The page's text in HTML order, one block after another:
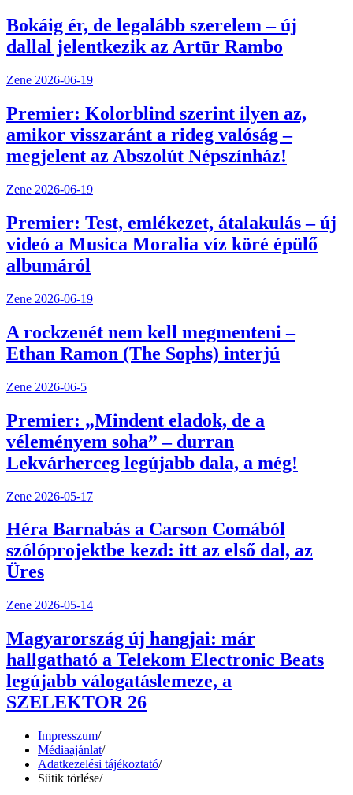
Bokáig ér, de legalább szerelem – új
dallal jelentkezik az Artūr Rambo
Zene 2026-06-19
Premier: Kolorblind szerint ilyen az,
amikor visszaránt a rideg valóság –
megjelent az Abszolút Népszínház!
Zene 2026-06-19
Premier: Test, emlékezet, átalakulás – új
videó a Musica Moralia víz köré épülő
albumáról
Zene 2026-06-19
A rockzenét nem kell megmenteni –
Ethan Ramon (The Sophs) interjú
Zene 2026-06-5
Premier: „Mindent eladok, de a
véleményem soha” – durran
Lekvárherceg legújabb dala, a még!
Zene 2026-05-17
Héra Barnabás a Carson Comából
szólóprojektbe kezd: itt az első dal, az
Üres
Zene 2026-05-14
Magyarország új hangjai: már
hallgatható a Telekom Electronic Beats
legújabb válogatáslemeze, a
SZELEKTOR 26
Impresszum/
Médiaajánlat/
Adatkezelési tájékoztató/
Sütik törlése/